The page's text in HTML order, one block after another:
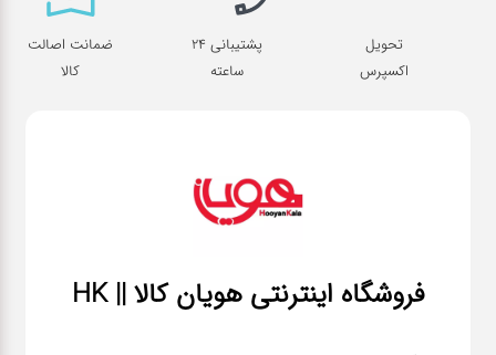
تحویل
اکسپرس
پشتیبانی 24
ساعته
ضمانت اصالت
کالا
فروشگاه اینترنتی هویان کالا || HK